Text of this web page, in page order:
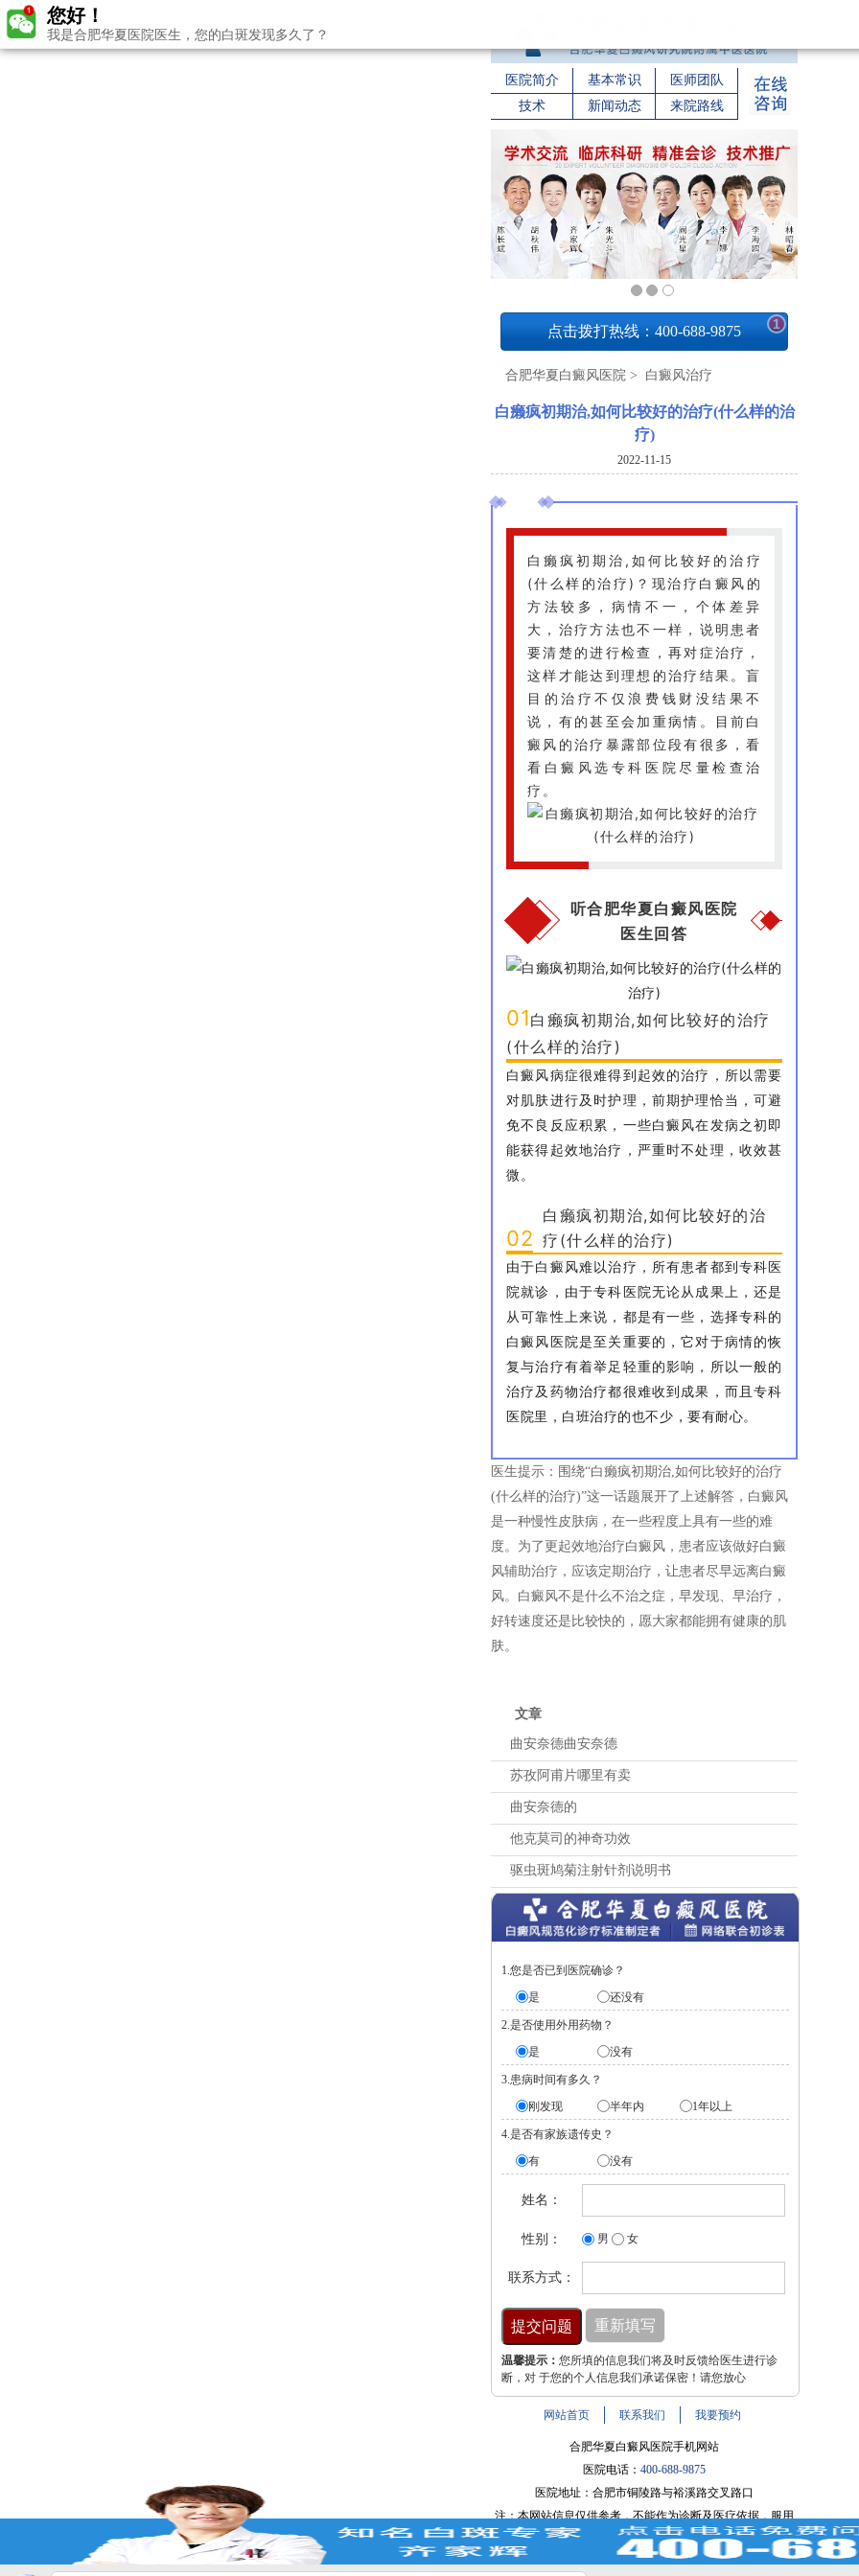
医院简介 基本常识
医师团队
技术
新闻动态 来院路线
点击拨打热线：400-688-9875 1
合肥华夏白癜风医院 > 白癜风治疗
白癞疯初期治,如何比较好的治疗(什么样的治
疗)
2022-11-15
白癞疯初期治,如何比较好的治疗
(什么样的治疗)？现治疗白癜风的
方法较多，病情不一，个体差异
大，治疗方法也不一样，说明患者
要清楚的进行检查，再对症治疗，
这样才能达到理想的治疗结果。盲
目的治疗不仅浪费钱财没结果不
说，有的甚至会加重病情。目前白
癜风的治疗暴露部位段有很多，看
看白癜风选专科医院尽量检查治
疗。
听合肥华夏白癜风医院
医生回答
01白癞疯初期治,如何比较好的治疗
(什么样的治疗)
白癜风病症很难得到起效的治疗，所以需要
对肌肤进行及时护理，前期护理恰当，可避
免不良反应积累，一些白癜风在发病之初即
能获得起效地治疗，严重时不处理，收效甚
微。
02
白癞疯初期治,如何比较好的治
疗(什么样的治疗)
由于白癜风难以治疗，所有患者都到专科医
院就诊，由于专科医院无论从成果上，还是
从可靠性上来说，都是有一些，选择专科的
白癜风医院是至关重要的，它对于病情的恢
复与治疗有着举足轻重的影响，所以一般的
治疗及药物治疗都很难收到成果，而且专科
医院里，白班治疗的也不少，要有耐心。
医生提示：围绕“白癞疯初期治,如何比较好的治疗
(什么样的治疗)”这一话题展开了上述解答，白癜风
是一种慢性皮肤病，在一些程度上具有一些的难
度。为了更起效地治疗白癜风，患者应该做好白癜
风辅助治疗，应该定期治疗，让患者尽早远离白癜
风。白癜风不是什么不治之症，早发现、早治疗，
好转速度还是比较快的，愿大家都能拥有健康的肌
肤。
文章
曲安奈德曲安奈德
苏孜阿甫片哪里有卖
曲安奈德的
他克莫司的神奇功效
驱虫斑鸠菊注射针剂说明书
1.您是否已到医院确诊？
是
还没有
2.是否使用外用药物？
是
没有
3.患病时间有多久？
刚发现
半年内 1年以上
4.是否有家族遗传史？
有
没有
姓名：
性别： 男 女
联系方式：
温馨提示： 您所填的信息我们将及时反馈给医生进行诊
断，对 于您的个人信息我们承诺保密！请您放心
网站首页 联系我们 我要预约
合肥华夏白癜风医院手机网站
医院电话： 400-688-9875
医院地址：合肥市铜陵路与裕溪路交叉路口
注：本网站信息仅供参考，不能作为诊断及医疗依据，服用
药物或进行治疗时请遵医嘱。如有转载或引用文章涉及版权
问题，请与我们联系。
您好！
我是合肥华夏医院医生，您的白斑发现多久了？